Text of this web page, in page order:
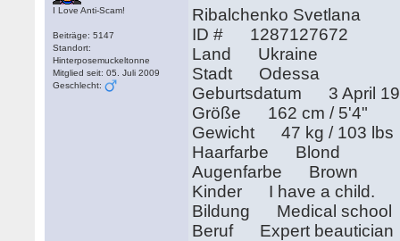
I Love Anti-Scam!
Beiträge: 5147
Standort:
Hinterposemuckeltonne
Mitglied seit: 05. Juli 2009
Geschlecht:
Ribalchenko Svetlana
ID # 1287127672
Land Ukraine
Stadt Odessa
Geburtsdatum 3 April
Größe 162 cm / 5'4"
Gewicht 47 kg / 103 lbs
Haarfarbe Blond
Augenfarbe Brown
Kinder I have a child.
Bildung Medical school
Beruf Expert beautician